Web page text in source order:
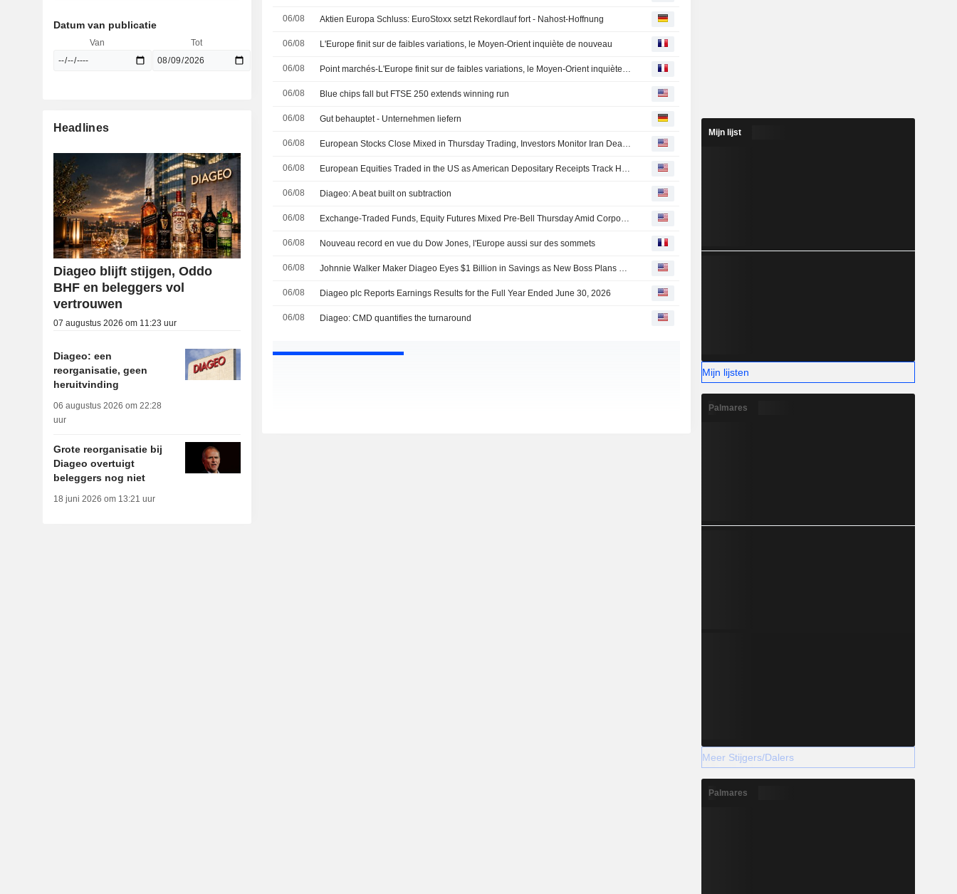
06/08 Aktien Europa Schluss: EuroStoxx setzt Rekordlauf fort - Nahost-Hoffnung
06/08 L'Europe finit sur de faibles variations, le Moyen-Orient inquiète de nouveau
06/08 Point marchés-L'Europe finit sur de faibles variations, le Moyen-Orient inquiète de nouveau
06/08 Blue chips fall but FTSE 250 extends winning run
06/08 Gut behauptet - Unternehmen liefern
06/08 European Stocks Close Mixed in Thursday Trading, Investors Monitor Iran Deal Talks
06/08 European Equities Traded in the US as American Depositary Receipts Track Higher in Thursday Trading
06/08 Diageo: A beat built on subtraction
06/08 Exchange-Traded Funds, Equity Futures Mixed Pre-Bell Thursday Amid Corporate Earnings Deluge
06/08 Nouveau record en vue du Dow Jones, l'Europe aussi sur des sommets
06/08 Johnnie Walker Maker Diageo Eyes $1 Billion in Savings as New Boss Plans Turnaround -- 2nd Update
06/08 Diageo plc Reports Earnings Results for the Full Year Ended June 30, 2026
06/08 Diageo: CMD quantifies the turnaround
Datum van publicatie
Van Tot
Headlines
Diageo blijft stijgen, Oddo
BHF en beleggers vol
vertrouwen
07 augustus 2026 om 11:23 uur
Diageo: een
reorganisatie, geen
heruitvinding
06 augustus 2026 om 22:28
uur
Grote reorganisatie bij
Diageo overtuigt
beleggers nog niet
18 juni 2026 om 13:21 uur
Mijn lijst
Mijn lijsten
Palmares
Meer Stijgers/Dalers
Palmares